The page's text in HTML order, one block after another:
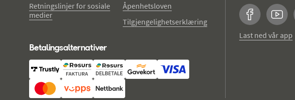
Retningslinjer for sosiale
medier
Åpenhetsloven
Tilgjengelighetserklæring
Betalingsalternativer
Facebook
Last ned vår app